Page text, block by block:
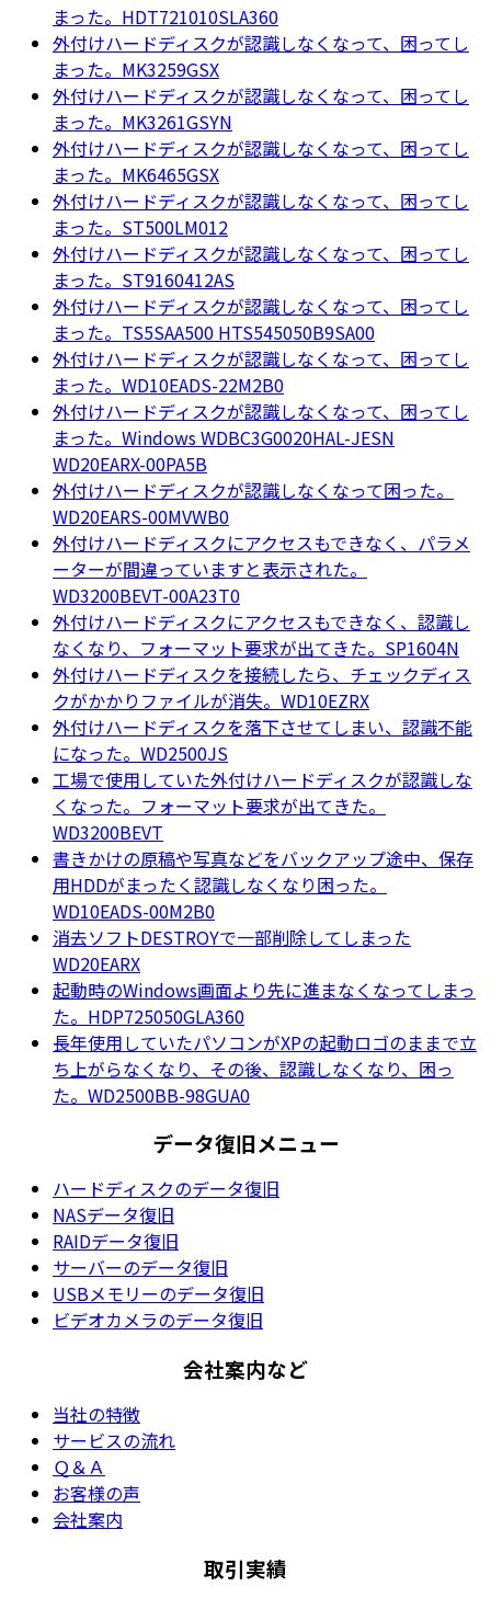
まった。HDT721010SLA360
外付けハードディスクが認識しなくなって、困ってし
まった。MK3259GSX
外付けハードディスクが認識しなくなって、困ってし
まった。MK3261GSYN
外付けハードディスクが認識しなくなって、困ってし
まった。MK6465GSX
外付けハードディスクが認識しなくなって、困ってし
まった。ST500LM012
外付けハードディスクが認識しなくなって、困ってし
まった。ST9160412AS
外付けハードディスクが認識しなくなって、困ってし
まった。TS5SAA500 HTS545050B9SA00
外付けハードディスクが認識しなくなって、困ってし
まった。WD10EADS-22M2B0
外付けハードディスクが認識しなくなって、困ってし
まった。Windows WDBC3G0020HAL-JESN
WD20EARX-00PA5B
外付けハードディスクが認識しなくなって困った。
WD20EARS-00MVWB0
外付けハードディスクにアクセスもできなく、パラメ
ーターが間違っていますと表示された。
WD3200BEVT-00A23T0
外付けハードディスクにアクセスもできなく、認識し
なくなり、フォーマット要求が出てきた。SP1604N
外付けハードディスクを接続したら、チェックディス
クがかかりファイルが消失。WD10EZRX
外付けハードディスクを落下させてしまい、認識不能
になった。WD2500JS
工場で使用していた外付けハードディスクが認識しな
くなった。フォーマット要求が出てきた。
WD3200BEVT
書きかけの原稿や写真などをバックアップ途中、保存
用HDDがまったく認識しなくなり困った。
WD10EADS-00M2B0
消去ソフトDESTROYで一部削除してしまった
WD20EARX
起動時のWindows画面より先に進まなくなってしまっ
た。HDP725050GLA360
長年使用していたパソコンがXPの起動ロゴのままで立
ち上がらなくなり、その後、認識しなくなり、困っ
た。WD2500BB-98GUA0
データ復旧メニュー
ハードディスクのデータ復旧
NASデータ復旧
RAIDデータ復旧
サーバーのデータ復旧
USBメモリーのデータ復旧
ビデオカメラのデータ復旧
会社案内など
当社の特徴
サービスの流れ
Ｑ＆Ａ
お客様の声
会社案内
取引実績